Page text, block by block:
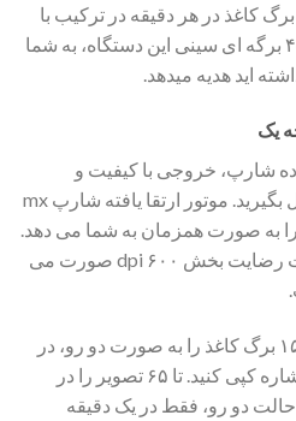
سرعت بالای کپی یا پرینت ۷۰ برگ کاغذ در هر دقیقه در ترکیب با
گنجایش فوق العاده بالای ۴۵۰۰ برگه ای سینی این دستگاه، به شما
اید هدیه میدهد.
یک
شارپ، خروجی با کیفیت و
شایسته سطح کاری خود تحویل بگیرید. موتور ارتقا یافته شارپ mx
را به صورت همزمان به شما می دهد.
این چندوظیفگی در کنار کیفیت رضایت بخش ۶۰۰ dpi صورت می
با سیستم تغذیه اسناد جدید، ۱۵۰ برگ کاغذ را به صورت دو رو، در
یک چشم بر هم نهادن و با یک اشاره کپی کنید. تا ۶۵ تصویر را در
را در حالت دو رو، فقط در یک دقیقه